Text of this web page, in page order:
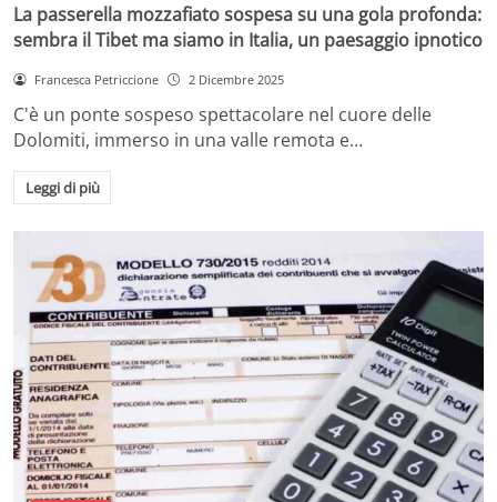
La passerella mozzafiato sospesa su una gola profonda:
sembra il Tibet ma siamo in Italia, un paesaggio ipnotico
Francesca Petriccione 2 Dicembre 2025
C'è un ponte sospeso spettacolare nel cuore delle
Dolomiti, immerso in una valle remota e…
Leggi di più